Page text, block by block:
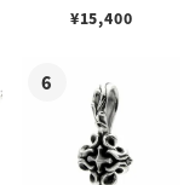
ブスタークラスプ＆LTロ
¥15,400